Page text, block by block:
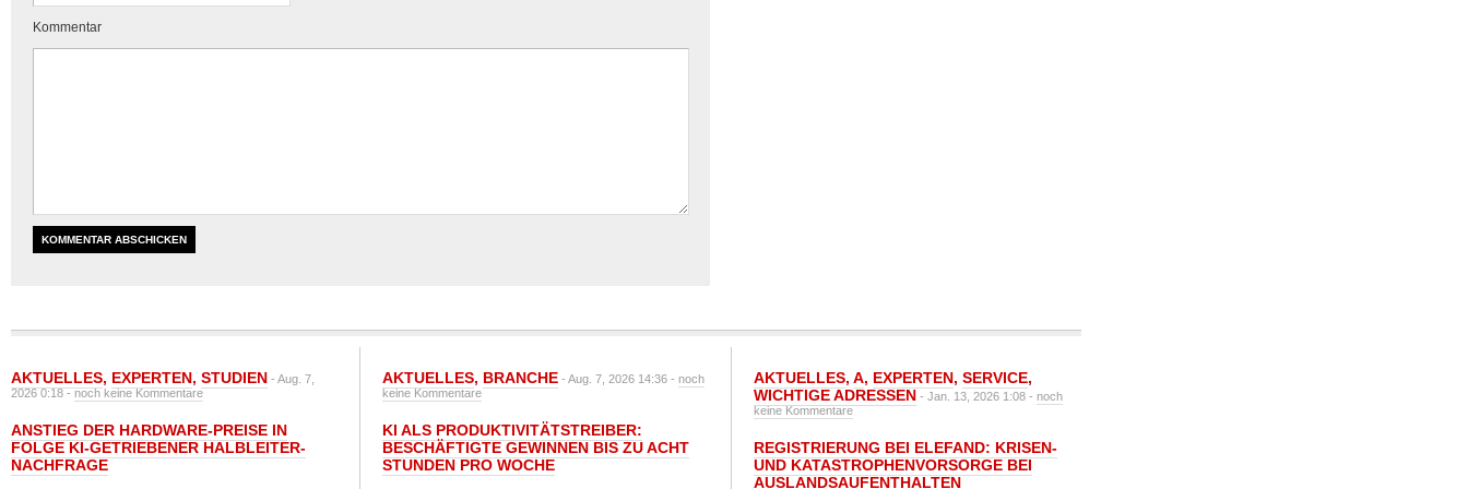
Kommentar
AKTUELLES, EXPERTEN, STUDIEN - Aug. 7,
2026 0:18 -noch keine Kommentare
ANSTIEG DER HARDWARE-PREISE IN
FOLGE KI-GETRIEBENER HALBLEITER-
NACHFRAGE
AKTUELLES, BRANCHE - Aug. 7, 2026 14:36 - noch
keine Kommentare
KI ALS PRODUKTIVITÄTSTREIBER:
BESCHÄFTIGTE GEWINNEN BIS ZU ACHT
STUNDEN PRO WOCHE
AKTUELLES, A, EXPERTEN, SERVICE,
WICHTIGE ADRESSEN - Jan. 13, 2026 1:08 - noch
keine Kommentare
REGISTRIERUNG BEI ELEFAND: KRISEN-
UND KATASTROPHENVORSORGE BEI
AUSLANDSAUFENTHALTEN